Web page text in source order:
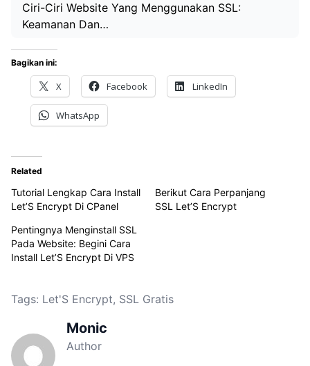
Ciri-Ciri Website Yang Menggunakan SSL:
Keamanan Dan…
Bagikan ini:
X Facebook LinkedIn
WhatsApp
Related
Tutorial Lengkap Cara Install
Let’S Encrypt Di CPanel
Berikut Cara Perpanjang
SSL Let’S Encrypt
Pentingnya Menginstall SSL
Pada Website: Begini Cara
Install Let’S Encrypt Di VPS
Tags: Let'S Encrypt, SSL Gratis
Monic
Author